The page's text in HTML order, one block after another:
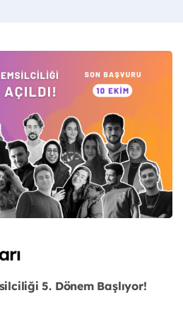
5. Dönem Başlıyor!